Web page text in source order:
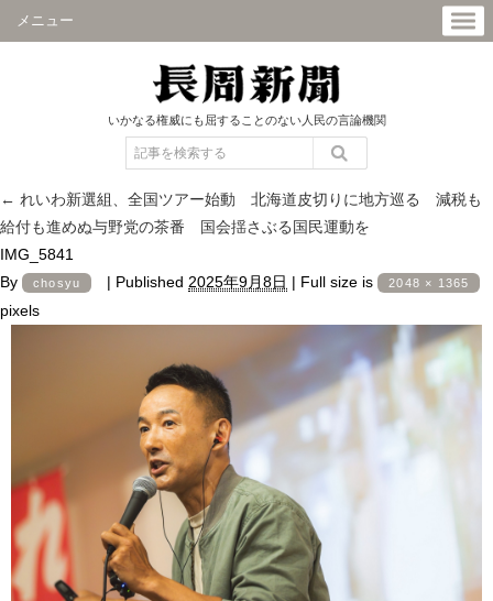
メニュー
いかなる権威にも屈することのない人民の言論機関
← れいわ新選組、全国ツアー始動 北海道皮切りに地方巡る 減税も
給付も進めぬ与野党の茶番 国会揺さぶる国民運動を
IMG_5841
By
chosyu | Published 2025年9月8日 | Full size is 2048 × 1365
pixels